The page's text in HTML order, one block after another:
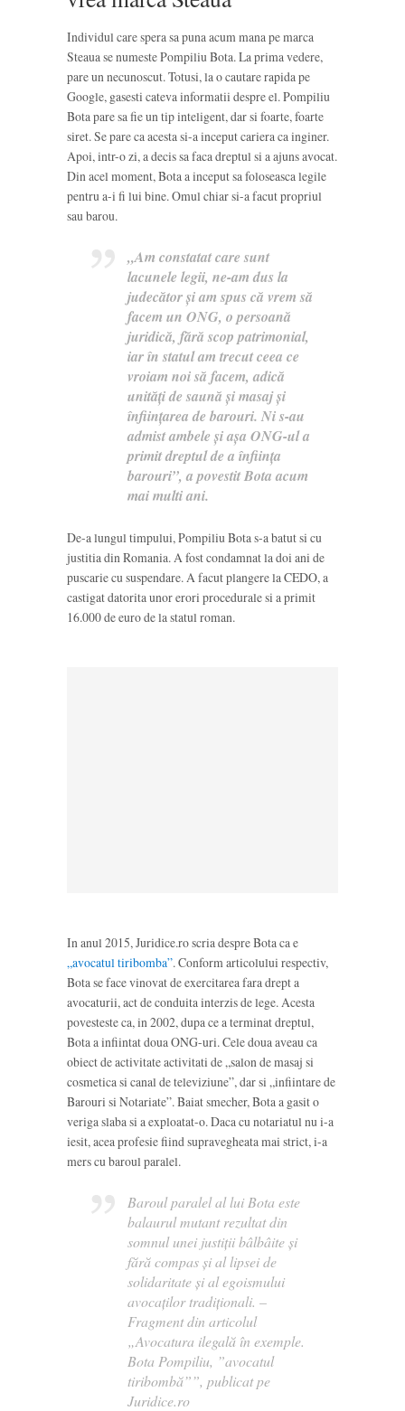
Individul care spera sa puna acum mana pe marca
Steaua se numeste Pompiliu Bota. La prima vedere,
pare un necunoscut. Totusi, la o cautare rapida pe
Google, gasesti cateva informatii despre el. Pompiliu
Bota pare sa fie un tip inteligent, dar si foarte, foarte
siret. Se pare ca acesta si-a inceput cariera ca inginer.
Apoi, intr-o zi, a decis sa faca dreptul si a ajuns avocat.
Din acel moment, Bota a inceput sa foloseasca legile
pentru a-i fi lui bine. Omul chiar si-a facut propriul
sau barou.
„Am constatat care sunt
lacunele legii, ne-am dus la
judecător şi am spus că vrem să
facem un ONG, o persoană
juridică, fără scop patrimonial,
iar în statul am trecut ceea ce
vroiam noi să facem, adică
unităţi de saună şi masaj şi
înfiinţarea de barouri. Ni s-au
admist ambele şi aşa ONG-ul a
primit dreptul de a înfiinţa
barouri”, a povestit Bota acum
mai multi ani.
De-a lungul timpului, Pompiliu Bota s-a batut si cu
justitia din Romania. A fost condamnat la doi ani de
puscarie cu suspendare. A facut plangere la CEDO, a
castigat datorita unor erori procedurale si a primit
16.000 de euro de la statul roman.
In anul 2015, Juridice.ro scria despre Bota ca e
„avocatul tiribomba”. Conform articolului respectiv,
Bota se face vinovat de exercitarea fara drept a
avocaturii, act de conduita interzis de lege. Acesta
povesteste ca, in 2002, dupa ce a terminat dreptul,
Bota a infiintat doua ONG-uri. Cele doua aveau ca
obiect de activitate activitati de „salon de masaj si
cosmetica si canal de televiziune”, dar si „infiintare de
Barouri si Notariate”. Baiat smecher, Bota a gasit o
veriga slaba si a exploatat-o. Daca cu notariatul nu i-a
iesit, acea profesie fiind supravegheata mai strict, i-a
mers cu baroul paralel.
Baroul paralel al lui Bota este
balaurul mutant rezultat din
somnul unei justiţii bâlbâite şi
fără compas şi al lipsei de
solidaritate şi al egoismului
avocaţilor tradiţionali. –
Fragment din articolul
„Avocatura ilegală în exemple.
Bota Pompiliu, ”avocatul
tiribombă””, publicat pe
Juridice.ro